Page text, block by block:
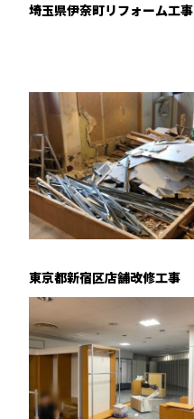
埼玉県伊奈町リフォーム工事
東京都新宿区店舗改修工事